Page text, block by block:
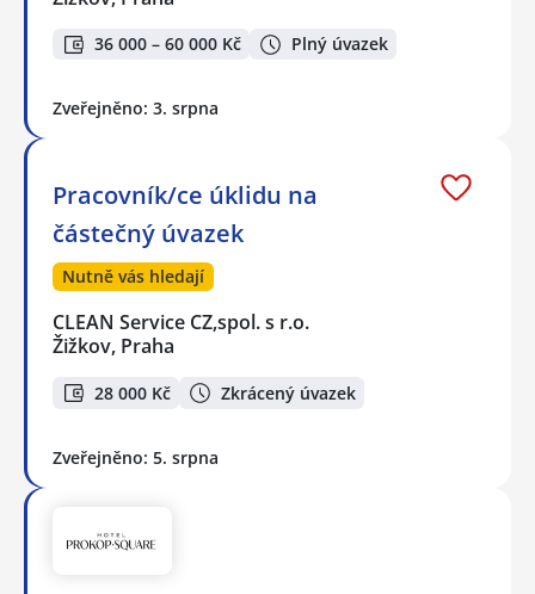
36 000 – 60 000 Kč Plný úvazek
Zveřejněno: 3. srpna
Pracovník/ce úklidu na
částečný úvazek
Nutně vás hledají
CLEAN Service CZ,spol. s r.o.
Žižkov, Praha
28 000 Kč Zkrácený úvazek
Zveřejněno: 5. srpna